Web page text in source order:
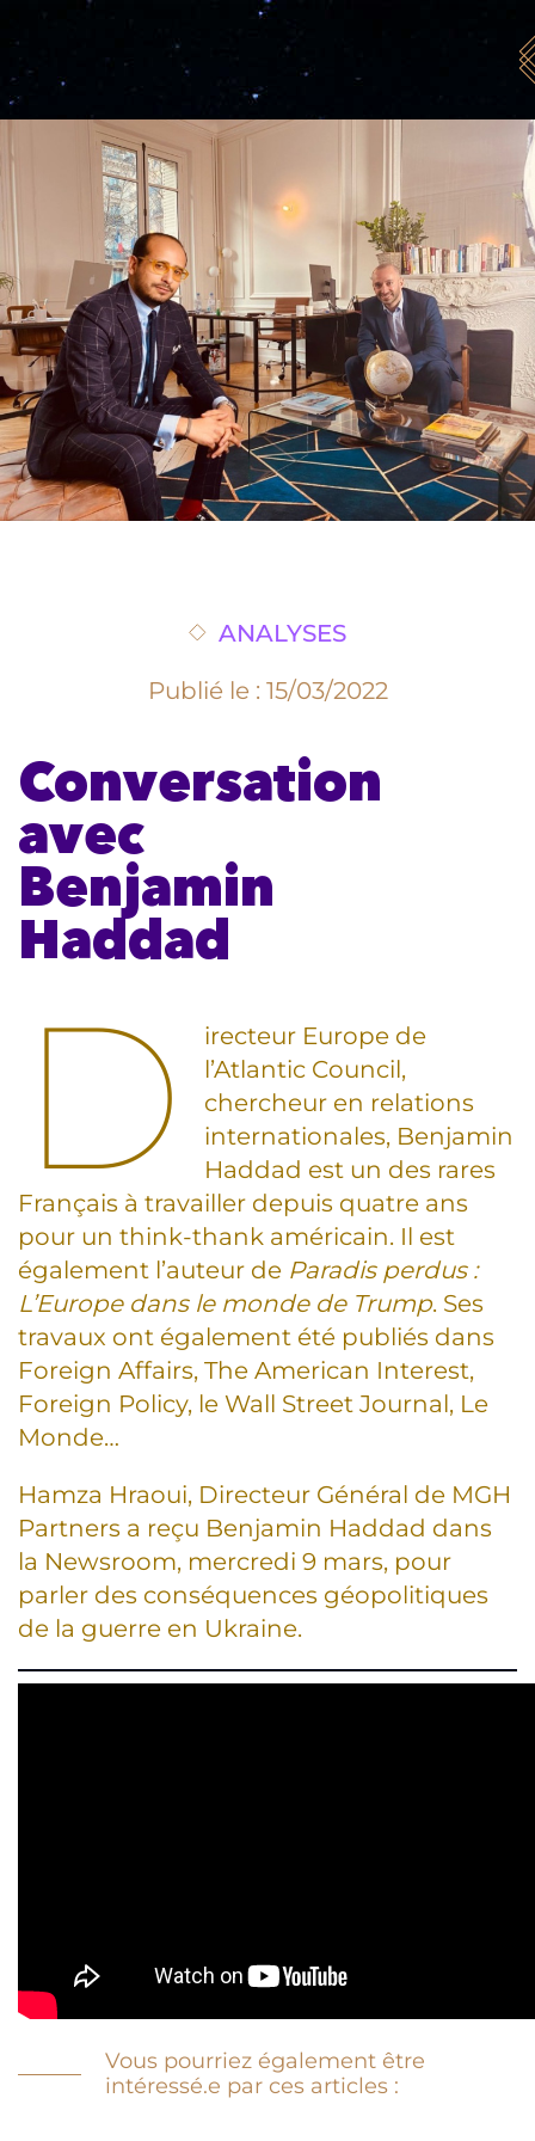
ANALYSES
Publié le : 15/03/2022
Conversation
avec
Benjamin
Haddad
D
irecteur Europe de
l’Atlantic Council,
chercheur en relations
internationales, Benjamin
Haddad est un des rares
Français à travailler depuis quatre ans
pour un think-thank américain. Il est
également l’auteur de Paradis perdus :
L’Europe dans le monde de Trump. Ses
travaux ont également été publiés dans
Foreign Affairs, The American Interest,
Foreign Policy, le Wall Street Journal, Le
Monde…
Hamza Hraoui, Directeur Général de MGH
Partners a reçu Benjamin Haddad dans
la Newsroom, mercredi 9 mars, pour
parler des conséquences géopolitiques
de la guerre en Ukraine.
Vous pourriez également être
intéressé.e par ces articles :